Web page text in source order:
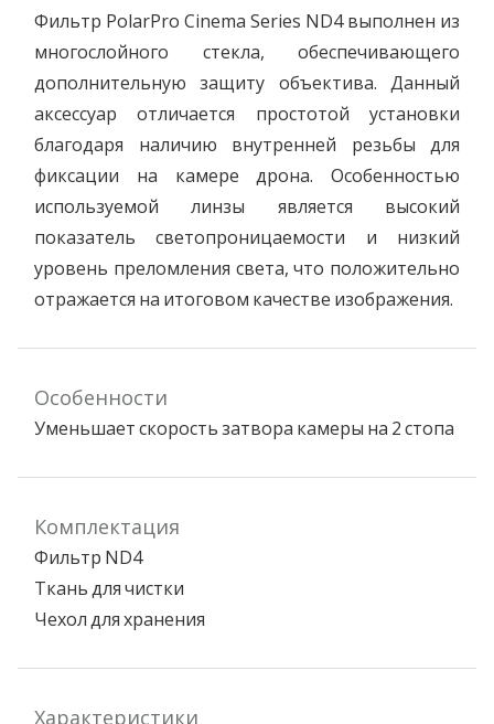
Фильтр PolarPro Cinema Series ND4 выполнен из
многослойного стекла, обеспечивающего
дополнительную защиту объектива. Данный
аксессуар отличается простотой установки
благодаря наличию внутренней резьбы для
фиксации на камере дрона. Особенностью
используемой линзы является высокий
показатель светопроницаемости и низкий
уровень преломления света, что положительно
отражается на итоговом качестве изображения.
Особенности
Уменьшает скорость затвора камеры на 2 стопа
Комплектация
Фильтр ND4
Ткань для чистки
Чехол для хранения
Характеристики